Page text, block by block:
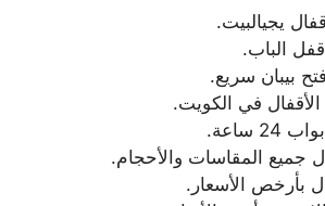
يجيالبيت.
الباب.
بيبان سريع.
في الكويت.
ساعة.
جميع المقاسات والأحجام.
بأرخص الأسعار.